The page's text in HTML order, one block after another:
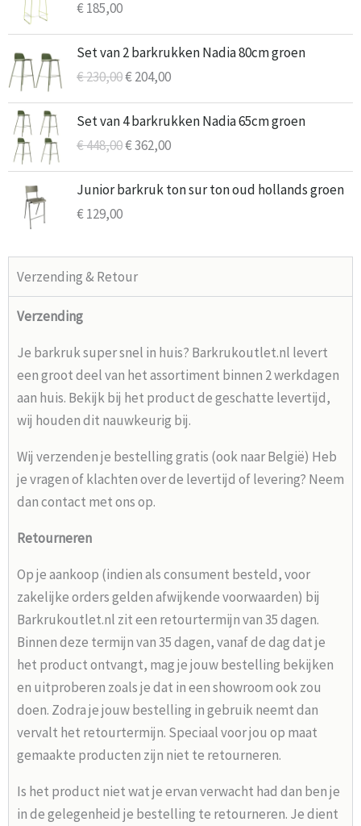
€185,00
Set van 2 barkrukken Nadia 80cm groen
€230,00
Oorspronkelijke
prijs
was:
€ 230,00.
€204,00
Huidige
prijs
is:
€ 204,00.
Set van 4 barkrukken Nadia 65cm groen
€448,00
Oorspronkelijke
prijs
was:
€ 448,00.
€362,00
Huidige
prijs
is:
€ 362,00.
Junior barkruk ton sur ton oud hollands groen
€129,00
Verzending & Retour
Verzending
Je barkruk super snel in huis? Barkrukoutlet.nl levert
een groot deel van het assortiment binnen 2 werkdagen
aan huis. Bekijk bij het product de geschatte levertijd,
wij houden dit nauwkeurig bij.
Wij verzenden je bestelling gratis (ook naar België) Heb
je vragen of klachten over de levertijd of levering? Neem
dan contact met ons op.
Retourneren
Op je aankoop (indien als consument besteld, voor
zakelijke orders gelden afwijkende voorwaarden) bij
Barkrukoutlet.nl zit een retourtermijn van 35 dagen.
Binnen deze termijn van 35 dagen, vanaf de dag dat je
het product ontvangt, mag je jouw bestelling bekijken
en uitproberen zoals je dat in een showroom ook zou
doen. Zodra je jouw bestelling in gebruik neemt dan
vervalt het retourtermijn. Speciaal voor jou op maat
gemaakte producten zijn niet te retourneren.
Is het product niet wat je ervan verwacht had dan ben je
in de gelegenheid je bestelling te retourneren. Je dient